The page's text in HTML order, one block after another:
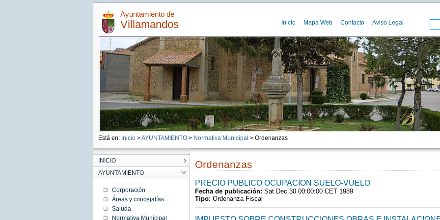
Ayuntamiento de
Villamandos Inicio Mapa Web Contacto Aviso Legal
Está en: Inicio >AYUNTAMIENTO> Normativa Municipal > Ordenanzas
INICIO
AYUNTAMIENTO
Corporación
Áreas y concejalías
Saluda
Normativa Municipal
Ordenanzas
PRECIO PUBLICO OCUPACION SUELO-VUELO
Fecha de publicación: Sat Dec 30 00:00:00 CET 1989
Tipo: Ordenanza Fiscal